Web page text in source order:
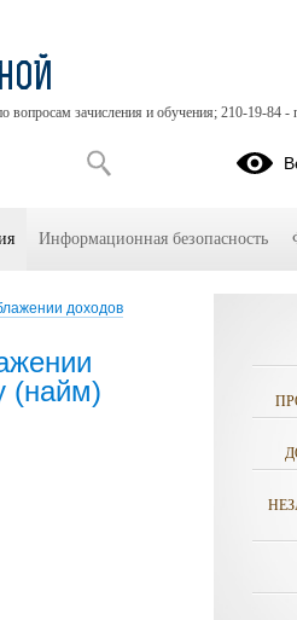
доходов
(найм)
вопросам зачисления и обучения; 210-19-84 -
Информационная безопасность